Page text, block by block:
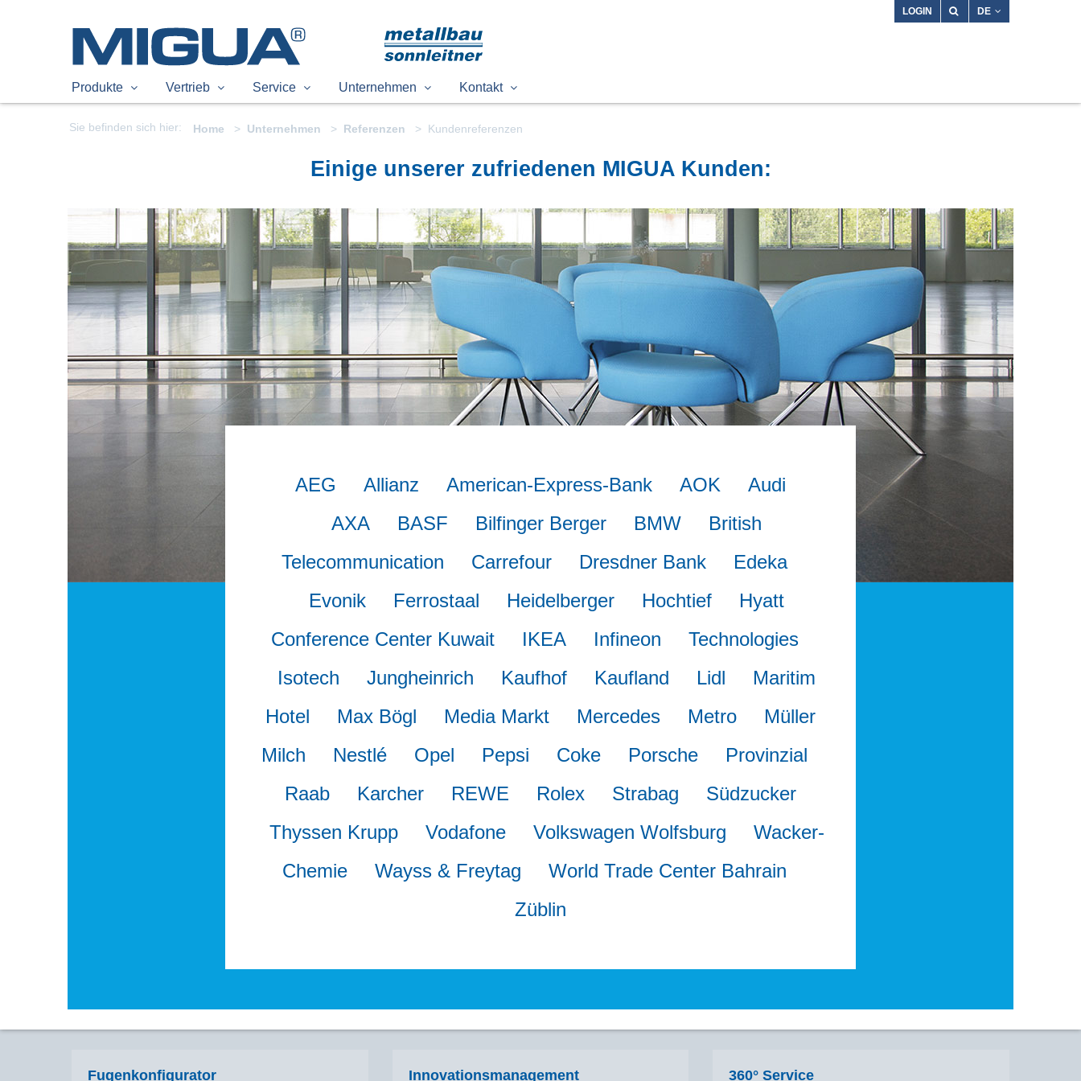
LOGIN DE
Produkte Vertrieb Service Unternehmen Kontakt
Sie befinden sich hier: Home Unternehmen Referenzen Kundenreferenzen
Einige unserer zufriedenen MIGUA Kunden:
AEG Allianz American-Express-Bank AOK
Audi
AXA
BASF Bilfinger Berger BMW
British
Telecommunication
Carrefour Dresdner Bank
Edeka
Evonik
Ferrostaal Heidelberger Hochtief
Hyatt
Conference Center Kuwait
IKEA Infineon
Technologies
Isotech
Jungheinrich Kaufhof Kaufland Lidl
Maritim
Hotel
Max Bögl Media Markt Mercedes Metro
Müller
Milch
Nestlé Opel Pepsi Coke Porsche
Provinzial
Raab
Karcher REWE Rolex Strabag
Südzucker
Thyssen Krupp
Vodafone Volkswagen Wolfsburg
Wacker-
Chemie
Wayss & Freytag
World Trade Center Bahrain
Züblin
Fugenkonfigurator Innovationsmanagement 360° Service